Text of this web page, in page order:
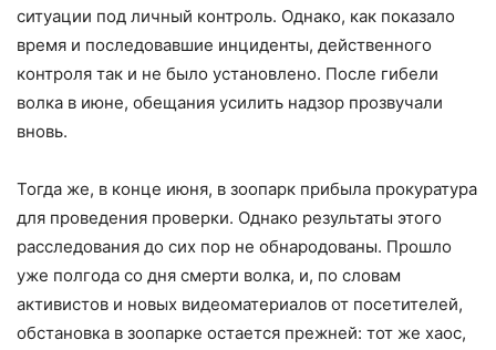
ситуации под личный контроль. Однако, как показало
время и последовавшие инциденты, действенного
контроля так и не было установлено. После гибели
волка в июне, обещания усилить надзор прозвучали
вновь.
Тогда же, в конце июня, в зоопарк прибыла прокуратура
для проведения проверки. Однако результаты этого
расследования до сих пор не обнародованы. Прошло
уже полгода со дня смерти волка, и, по словам
активистов и новых видеоматериалов от посетителей,
обстановка в зоопарке остается прежней: тот же хаос,